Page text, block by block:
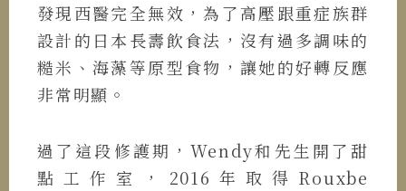
發現西醫完全無效，為了高壓跟重症族群
設計的日本長壽飲食法，沒有過多調味的
糙米、海藻等原型食物，讓她的好轉反應
非常明顯。
過了這段修護期，Wendy和先生開了甜
點工作室，2016年取得Rouxbe